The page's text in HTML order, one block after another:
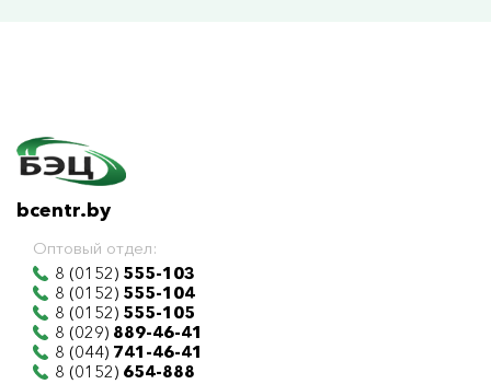
bcentr.by
Оптовый отдел:
8 (0152) 555-103
8 (0152) 555-104
8 (0152) 555-105
8 (029) 889-46-41
8 (044) 741-46-41
8 (0152) 654-888